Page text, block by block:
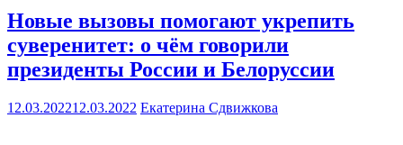
Новые вызовы помогают укрепить
суверенитет: о чём говорили
президенты России и Белоруссии
12.03.202212.03.2022 Екатерина Сдвижкова